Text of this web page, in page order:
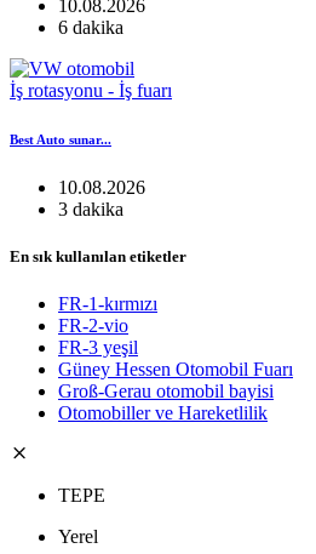
10.08.2026
6 dakika
İş rotasyonu - İş fuarı
Best Auto sunar...
10.08.2026
3 dakika
En sık kullanılan etiketler
FR-1-kırmızı
FR-2-vio
FR-3 yeşil
Güney Hessen Otomobil Fuarı
Groß-Gerau otomobil bayisi
Otomobiller ve Hareketlilik
TEPE
Yerel